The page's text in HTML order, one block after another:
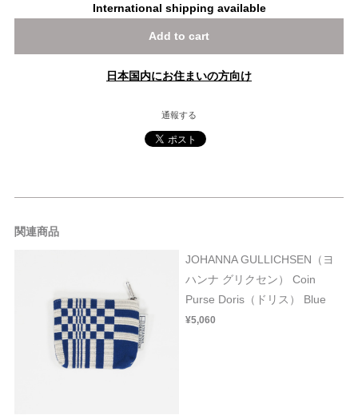
International shipping available
Add to cart
日本国内にお住まいの方向け
通報する
関連商品
JOHANNA GULLICHSEN（ヨ
ハンナ グリクセン） Coin
Purse Doris（ドリス） Blue
¥5,060